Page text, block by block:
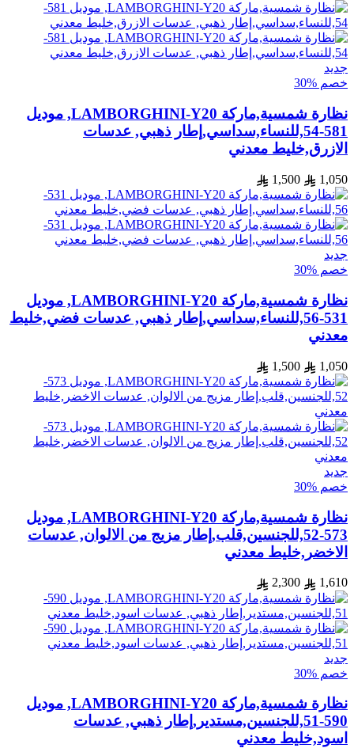
جديد
خصم %30
نظارة شمسية,ماركة LAMBORGHINI-Y20, موديل
581-54,للنساء,سداسي,إطار ذهبي, عدسات
الازرق,خليط معدني
1,050
1,500
جديد
خصم %30
نظارة شمسية,ماركة LAMBORGHINI-Y20, موديل
531-56,للنساء,سداسي,إطار ذهبي, عدسات فضي,خليط
معدني
1,050
1,500
جديد
خصم %30
نظارة شمسية,ماركة LAMBORGHINI-Y20, موديل
573-52,للجنسين,قلب,إطار مزيج من الالوان, عدسات
الاخضر,خليط معدني
1,610
2,300
جديد
خصم %30
نظارة شمسية,ماركة LAMBORGHINI-Y20, موديل
590-51,للجنسين,مستدير,إطار ذهبي, عدسات
اسود,خليط معدني